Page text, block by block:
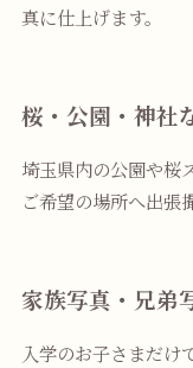
真に仕上げます。
桜・公園・神社
埼玉県内の公園や桜
ご希望の場所へ出張
家族写真・兄弟
入学のお子さまだけ